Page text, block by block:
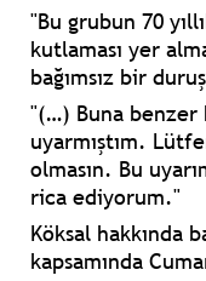
"Bu grubun 70
kutlaması yer
bağımsız bir
"(…) Buna benzer
uyarmıştım.
olmasın. Bu
rica ediyorum."
Köksal hakkında
kapsamında